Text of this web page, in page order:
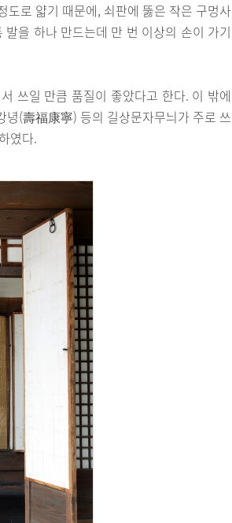
로 얇기 때문에, 쇠판에 뚫은 작은 구멍사
을 하나 만드는데 만 번 이상의 손이 가기
쓰일 만큼 품질이 좋았다고 한다. 이 밖에
(壽福康寧) 등의 길상문자무늬가 주로 쓰
였다.